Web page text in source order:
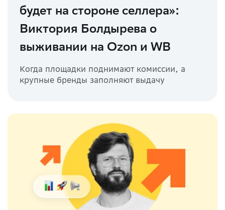
будет на стороне селлера»:
Виктория Болдырева о
выживании на Ozon и WB
Когда площадки поднимают комиссии, а
крупные бренды заполняют выдачу